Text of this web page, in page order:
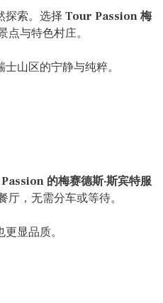
探索。选择 Tour Passion 梅
点与特色村庄。
山区的宁静与纯粹。
的梅赛德斯·斯宾特服
，无需分车或等待。
显品质。